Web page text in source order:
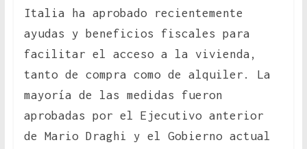
Italia ha aprobado recientemente
ayudas y beneficios fiscales para
facilitar el acceso a la vivienda,
tanto de compra como de alquiler. La
mayoría de las medidas fueron
aprobadas por el Ejecutivo anterior
de Mario Draghi y el Gobierno actual